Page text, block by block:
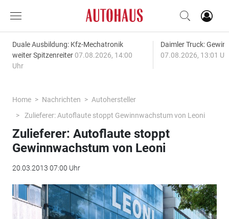
Duale Ausbildung: Kfz-Mechatronik
weiter Spitzenreiter 07.08.2026, 14:00
Uhr
Daimler Truck:
07.08.2026, 13:01
Home Nachrichten
Autohersteller
Zulieferer: Autoflaute stoppt Gewinnwachstum von Leoni
Zulieferer: Autoflaute stoppt
Gewinnwachstum von Leoni
20.03.2013 07:00 Uhr